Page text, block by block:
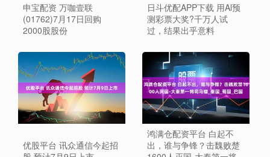
申宝配资 万咖壹联
(01762)7月17日回购
2000股股份
日斗优配APP下载 用Al预
测彩票大奖?千万人试
过，结果出乎意料
优股平台 讯众通信今起招
鸿满仓配资平台 白起不
出，谁与争锋？击魏败楚